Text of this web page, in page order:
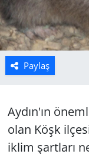
Paylaş
Aydın'ın
olan Köşk
iklim şartları